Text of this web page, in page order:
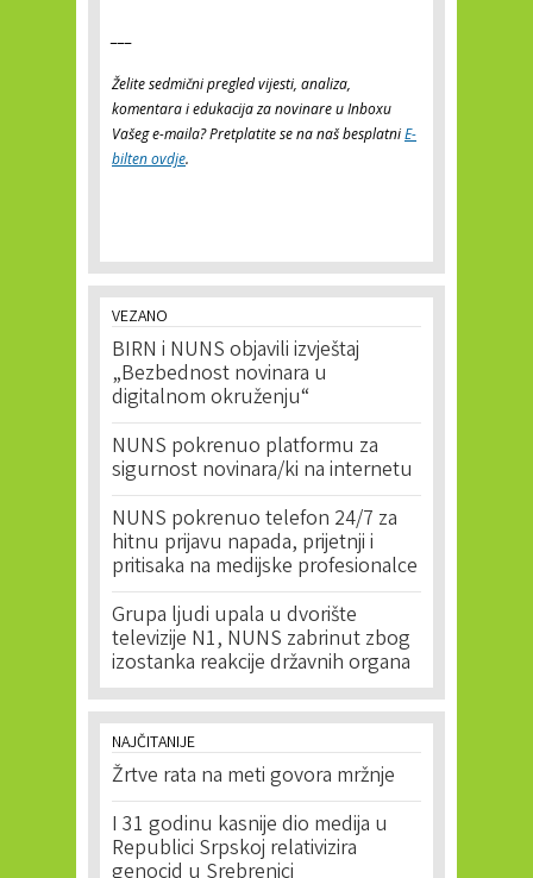
Želite sedmični pregled vijesti, analiza,
komentara i edukacija za novinare u Inboxu
Vašeg e-maila? Pretplatite se na naš besplatniE-
bilten ovdje.
VEZANO
BIRN i NUNS objavili izvještaj
„Bezbednost novinara u
digitalnom okruženju“
NUNS pokrenuo platformu za
sigurnost novinara/ki na internetu
NUNS pokrenuo telefon 24/7 za
hitnu prijavu napada, prijetnji i
pritisaka na medijske profesionalce
Grupa ljudi upala u dvorište
televizije N1, NUNS zabrinut zbog
izostanka reakcije državnih organa
NAJČITANIJE
Žrtve rata na meti govora mržnje
I 31 godinu kasnije dio medija u
Republici Srpskoj relativizira